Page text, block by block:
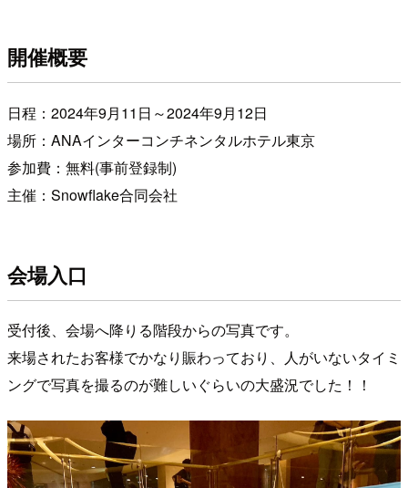
開催概要
日程：2024年9月11日～2024年9月12日
場所：ANAインターコンチネンタルホテル東京
参加費：無料(事前登録制)
主催：Snowflake合同会社
会場入口
受付後、会場へ降りる階段からの写真です。
来場されたお客様でかなり賑わっており、人がいないタイミ
ングで写真を撮るのが難しいぐらいの大盛況でした！！